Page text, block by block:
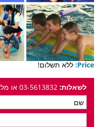
Price: ללא תשלום!
לשאלות: 03-5613832 או מלא/י פרטים